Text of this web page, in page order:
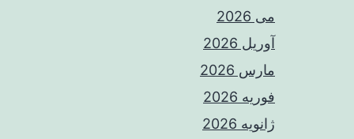
می 2026
آوریل 2026
مارس 2026
فوریه 2026
ژانویه 2026